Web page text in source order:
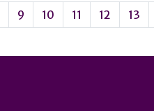
9 10 11 12 13